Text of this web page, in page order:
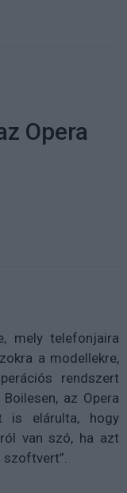
Opera
mely telefonjaira
a modellekre,
rendszert
az Opera
is elárulta, hogy
van szó, ha azt
szoftvert”.